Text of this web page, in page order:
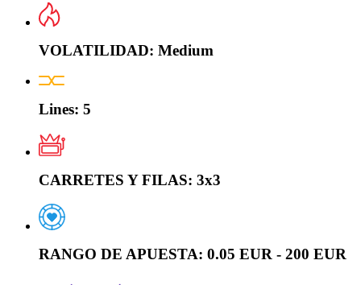
VOLATILIDAD: Medium
Lines: 5
CARRETES Y FILAS: 3x3
RANGO DE APUESTA: 0.05 EUR - 200 EUR